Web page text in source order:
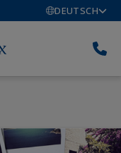
DEUTSCH